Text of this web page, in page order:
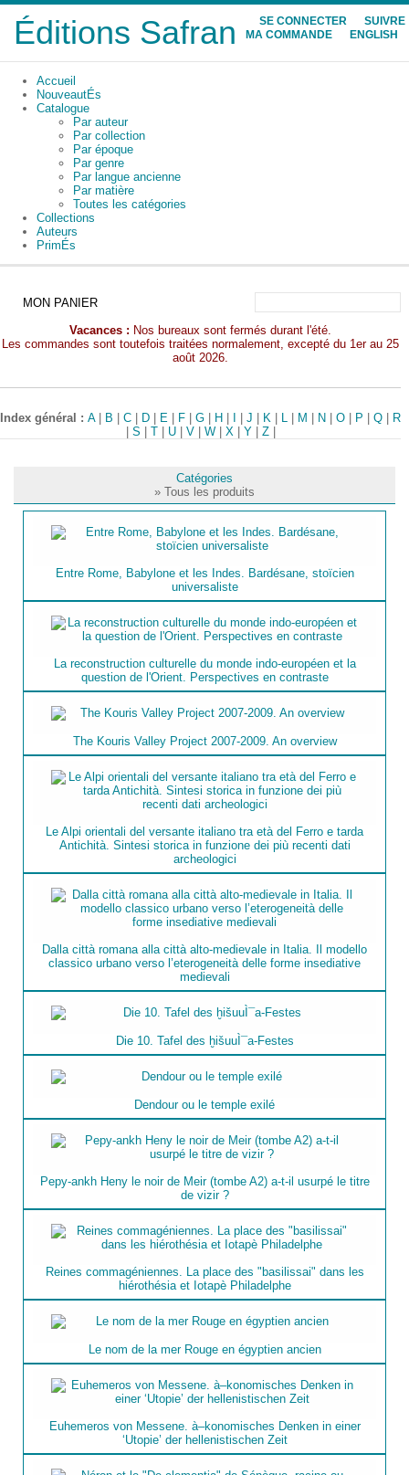
Éditions Safran SE CONNECTER
SUIVRE
MA COMMANDE
ENGLISH
Accueil
NouveautÉs
Catalogue
Par auteur
Par collection
Par époque
Par genre
Par langue ancienne
Par matière
Toutes les catégories
Collections
Auteurs
PrimÉs
MON PANIER
Vacances : Nos bureaux sont fermés durant l'été.
Les commandes sont toutefois traitées normalement, excepté du 1er au 25
août 2026.
Index général :A| B |C D E F |G H |J K L M N |O P |Q
R
S T| U| V| W| X| Y| Z|
Catégories
» Tous les produits
Entre Rome, Babylone et les Indes. Bardésane, stoïcien
universaliste
La reconstruction culturelle du monde indo-européen et la
question de l'Orient. Perspectives en contraste
The Kouris Valley Project 2007-2009. An overview
Le Alpi orientali del versante italiano tra età del Ferro e tarda
Antichità. Sintesi storica in funzione dei più recenti dati
archeologici
Dalla città romana alla città alto-medievale in Italia. Il modello
classico urbano verso l’eterogeneità delle forme insediative
medievali
Die 10. Tafel des ḫišuuÌ¯a-Festes
Dendour ou le temple exilé
Pepy-ankh Heny le noir de Meir (tombe A2) a-t-il usurpé le titre
de vizir ?
Reines commagéniennes. La place des "basilissai" dans les
hiérothésia et Iotapè Philadelphe
Le nom de la mer Rouge en égyptien ancien
Euhemeros von Messene. à–konomisches Denken in einer
‘Utopie’ der hellenistischen Zeit